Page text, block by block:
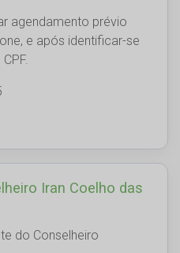
agendamento prévio
e após identificar-se
Iran Coelho das
do Conselheiro